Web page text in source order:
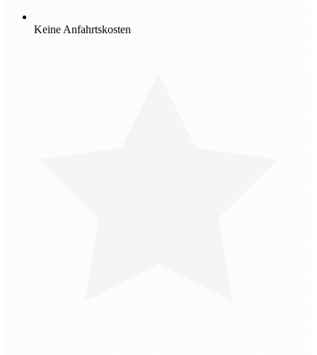
Keine Anfahrtskosten